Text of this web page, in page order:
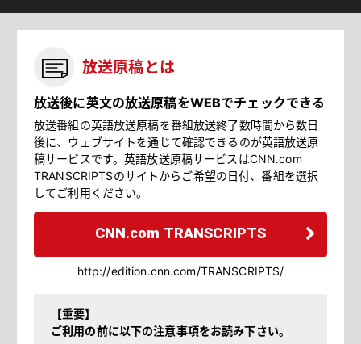
放送原稿とは
放送後に英文の放送原稿をWEBでチェックできる
放送番組の英語放送原稿を番組放送終了数時間から数日
後に、ウェブサイトを通じて確認できるのが英語放送原
稿サービスです。英語放送原稿サービスはCNN.com
TRANSCRIPTSのサイトからご希望の日付、番組を選択
してご利用ください。
CNN.com TRANSCRIPTS
http://edition.cnn.com/TRANSCRIPTS/
【重要】
ご利用の前に以下の注意事項をお読み下さい。